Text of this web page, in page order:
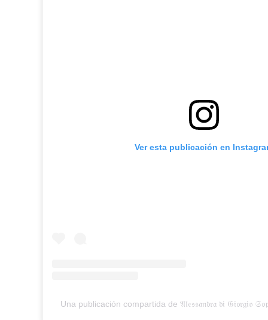
Ver esta publicación en
Una publicación compartida de 𝔄𝔩𝔢𝔰𝔰𝔞𝔫𝔡𝔯𝔞 𝔡𝔦 𝔊𝔦𝔬𝔯𝔤𝔦𝔬